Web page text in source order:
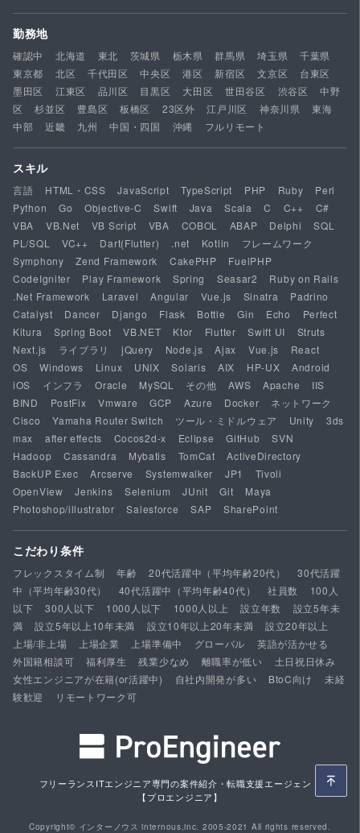
勤務地
確認中 北海道 東北 茨城県 栃木県 群馬県 埼玉県
千葉県
東京都
北区 千代田区 中央区 港区 新宿区 文京区
台東区
墨田区
江東区 品川区 目黒区 大田区 世田谷区 渋谷区
中野
区
杉並区 豊島区 板橋区 23区外 江戸川区 神奈川県
東海
中部
近畿 九州 中国・四国 沖縄 フルリモート
スキル
言語 HTML・CSS JavaScript TypeScript PHP Ruby
Perl
Python
Go Objective-C Swift Java Scala C C++
C#
VBA
VB.Net VB Script VBA COBOL ABAP Delphi
SQL
PL/SQL
VC++ Dart(Flutter) .net Kotlin
フレームワーク
Symphony
Zend Framework CakePHP
FuelPHP
CodeIgniter
Play Framework Spring Seasar2
Ruby on Rails
.Net Framework
Laravel Angular Vue.js Sinatra
Padrino
Catalyst
Dancer Django Flask Bottle Gin Echo
Perfect
Kitura
Spring Boot VB.NET Ktor Flutter Swift UI
Struts
Next.js
ライブラリ jQuery Node.js Ajax Vue.js
React
OS
Windows Linux UNIX Solaris AIX HP-UX
Android
iOS
インフラ Oracle MySQL その他 AWS Apache
IIS
BIND
PostFix Vmware GCP Azure Docker
ネットワーク
Cisco
Yamaha Router Switch ツール・ミドルウェア Unity
3ds
max
after effects Cocos2d-x Eclipse GitHub
SVN
Hadoop
Cassandra Mybatis TomCat
ActiveDirectory
BackUP Exec
Arcserve Systemwalker JP1
Tivoli
OpenView
Jenkins Selenium JUnit Git
Maya
Photoshop/illustrator
Salesforce SAP SharePoint
こだわり条件
フレックスタイム制 年齢 20代活躍中（平均年齢20代）
30代活躍
中（平均年齢30代）
40代活躍中（平均年齢40代） 社員数
100人
以下
300人以下 1000人以下 1000人以上 設立年数
設立5年未
満
設立5年以上10年未満 設立10年以上20年未満
設立20年以上
上場/非上場
上場企業 上場準備中 グローバル
英語が活かせる
外国籍相談可
福利厚生 残業少なめ 離職率が低い
土日祝日休み
女性エンジニアが在籍(or活躍中)
自社内開発が多い BtoC向け
未経
験歓迎
リモートワーク可
フリーランスITエンジニア専門の案件紹介・転職支援エージェント
【プロエンジニア】
Copyright© インターノウス internous,inc. 2005-2021 All rights reserved.